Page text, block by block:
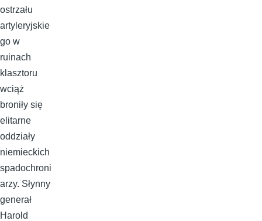
ostrzału
artyleryjskie
go w
ruinach
klasztoru
wciąż
broniły się
elitarne
oddziały
niemieckich
spadochroni
arzy. Słynny
generał
Harold